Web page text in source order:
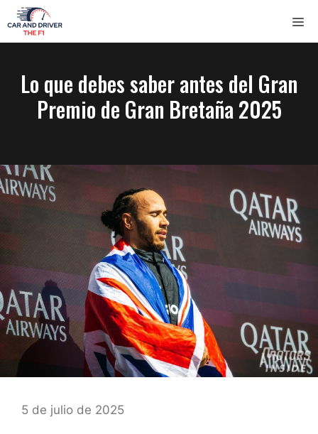
Saltar
al
contenido
Lo que debes saber antes del Gran
Premio de Gran Bretaña 2025
5 de julio de 2025